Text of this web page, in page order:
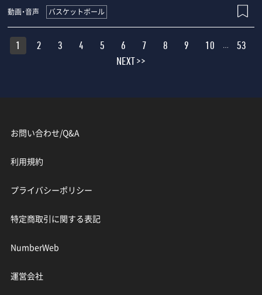
動画・音声 バスケットボール
1 2 3 4 5 6 7 8 9 10 …
53
NEXT >>
お問い合わせ/Q&A
利用規約
プライバシーポリシー
特定商取引に関する表記
NumberWeb
運営会社